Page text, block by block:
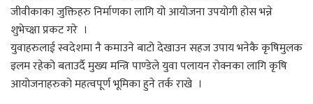
जीवीकाका जुक्तिहरु निर्माणका लागि यो आयोजना उपयोगी होस भन्ने
शुभेच्क्षा प्रकट गरे ।
युवाहरुलाई स्वदेशमा नै कमाउने बाटो देखाउन सहज उपाय भनेकै कृषिमुलक
इलम रहेको बताउर्दै मुख्य मन्त्रि पाण्डेले युवा पलायन रोक्नका लागि कृषि
आयोजनाहरुको महत्वपूर्ण भूमिका हुने तर्क राखे ।